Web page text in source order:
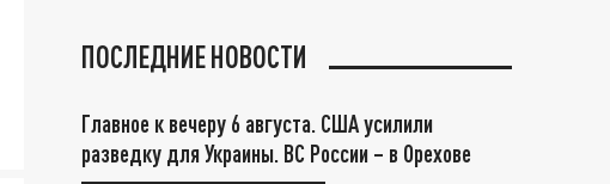
ПОСЛЕДНИЕ НОВОСТИ
Главное к вечеру 6 августа. США усилили
разведку для Украины. ВС России – в Орехове